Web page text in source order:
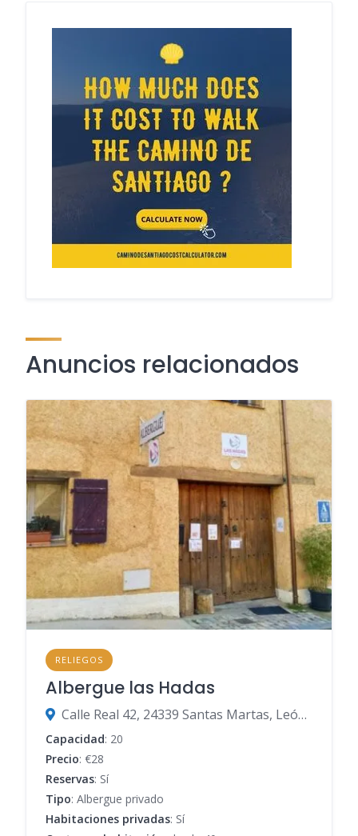
Anuncios relacionados
RELIEGOS
Albergue las Hadas
Calle Real 42, 24339 Santas Martas, León, España
Capacidad: 20
Precio: €28
Reservas: Sí
Tipo: Albergue privado
Habitaciones privadas: Sí